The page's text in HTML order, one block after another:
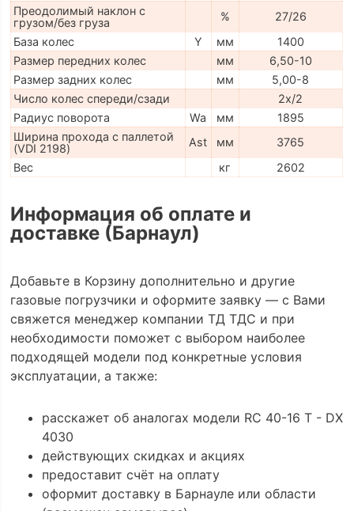
Преодолимый наклон с
грузом/без груза
%
27/26
База колес
Y мм
1400
Размер передних колес
мм
6,50-10
Размер задних колес
мм
5,00-8
Число колес спереди/сзади
2x/2
Радиус поворота
Wa мм
1895
Ширина прохода с паллетой
(VDI 2198)
Ast мм
3765
Вес
кг 2602
Информация об оплате и
доставке (Барнаул)
Добавьте в Корзину дополнительно и другие
газовые погрузчики и оформите заявку — с Вами
свяжется менеджер компании ТД ТДС и при
необходимости поможет с выбором наиболее
подходящей модели под конкретные условия
эксплуатации, а также:
расскажет об аналогах модели RC 40-16 T - DX
4030
действующих скидках и акциях
предоставит счёт на оплату
оформит доставку в Барнауле или области